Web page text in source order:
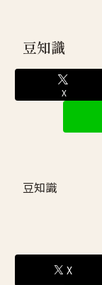
豆知識
X
豆知識
X